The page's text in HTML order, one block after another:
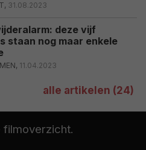
alle artikelen (24)
31.08.2023
deze vijf
staan nog maar enkele
11.04.2023
filmoverzicht.